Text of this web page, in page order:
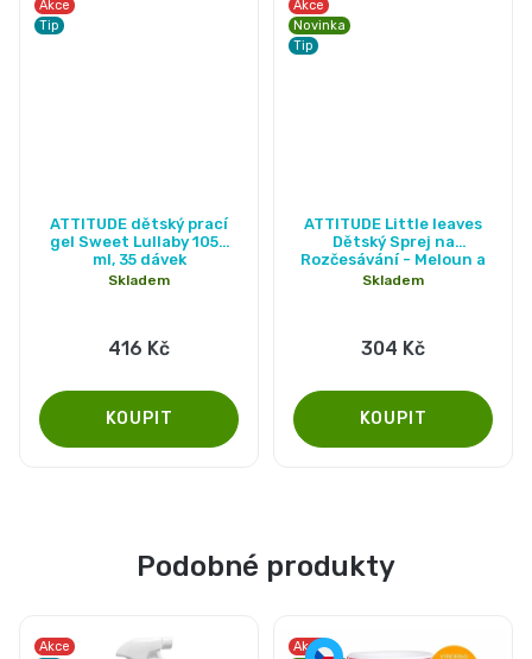
Akce
Tip
ATTITUDE dětský prací
gel Sweet Lullaby 1050
ml, 35 dávek
hodnocení
produktu
5,0
hvězdiček.
Skladem
416 Kč
Akce
Novinka
Tip
ATTITUDE Little leaves
Dětský Sprej na
Rozčesávání - Meloun a
Kokos 240ml
Skladem
304 Kč
Podobné produkty
Akce
Akce